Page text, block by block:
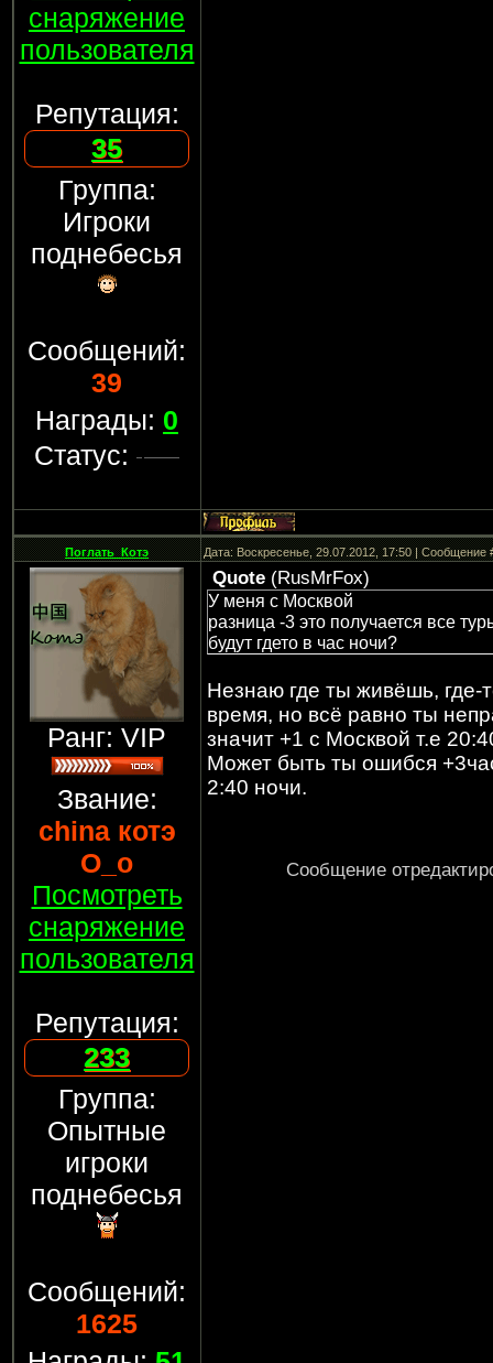
снаряжение
пользователя
Репутация:
35
Группа:
Игроки
поднебесья
Сообщений:
39
Награды: 0
Статус:
Поглать_Котэ Дата: Воскресенье, 29.07.2012, 17:50 | Сообщение
Ранг: VIP
Звание:
china котэ
О_о
Посмотреть
снаряжение
пользователя
Репутация:
233
Группа:
Опытные
игроки
поднебесья
Сообщений:
1625
Quote(RusMrFox)
У меня с Москвой
разница -3 это получается все
будут гдето в час ночи?
Незнаю где ты живёшь, где-
время, но всё равно ты
значит +1 с Москвой т.е
Может быть ты ошибся
2:40 ночи.
Сообщение